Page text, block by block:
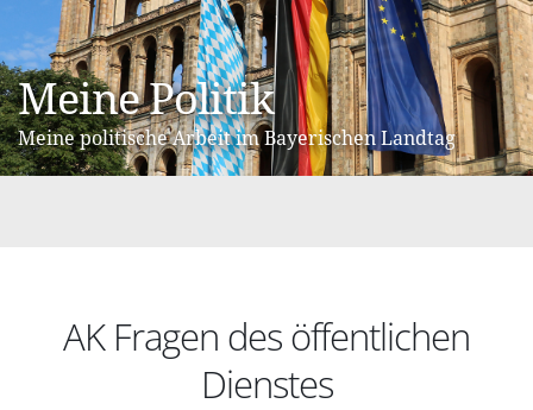
Meine Politik
Meine politische Arbeit im Bayerischen Landtag
AK Fragen des öffentlichen
Dienstes